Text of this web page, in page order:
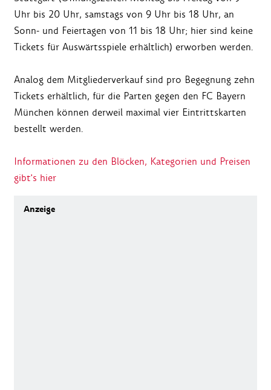
Uhr bis 20 Uhr, samstags von 9 Uhr bis 18 Uhr, an
Sonn- und Feiertagen von 11 bis 18 Uhr; hier sind keine
Tickets für Auswärtsspiele erhältlich) erworben werden.
Analog dem Mitgliederverkauf sind pro Begegnung zehn
Tickets erhältlich, für die Parten gegen den FC Bayern
München können derweil maximal vier Eintrittskarten
bestellt werden.
Informationen zu den Blöcken, Kategorien und Preisen
gibt's hier